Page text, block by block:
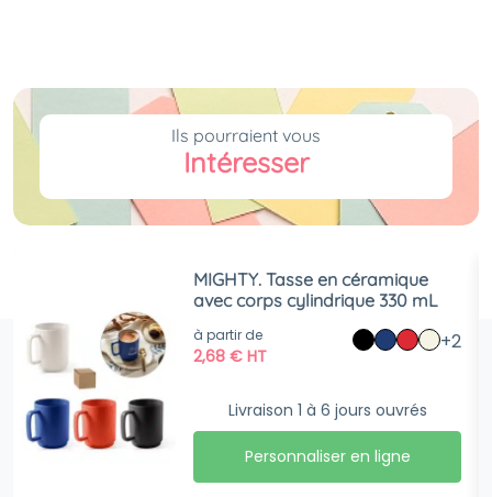
Ils pourraient vous
Intéresser
MIGHTY. Tasse en céramique
avec corps cylindrique 330 mL
à partir de
2,68€ HT
+2
Livraison 1 à 6 jours ouvrés
Personnaliser en ligne